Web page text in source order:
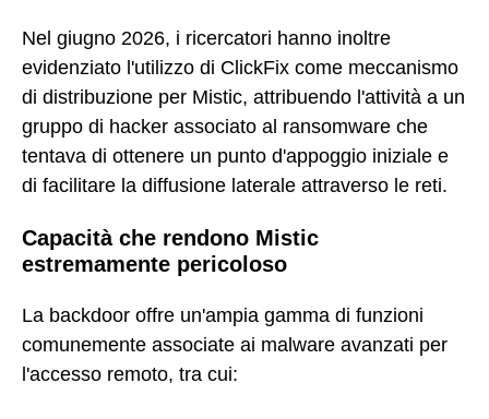
Nel giugno 2026, i ricercatori hanno inoltre
evidenziato l'utilizzo di ClickFix come meccanismo
di distribuzione per Mistic, attribuendo l'attività a un
gruppo di hacker associato al ransomware che
tentava di ottenere un punto d'appoggio iniziale e
di facilitare la diffusione laterale attraverso le reti.
Capacità che rendono Mistic
estremamente pericoloso
La backdoor offre un'ampia gamma di funzioni
comunemente associate ai malware avanzati per
l'accesso remoto, tra cui: